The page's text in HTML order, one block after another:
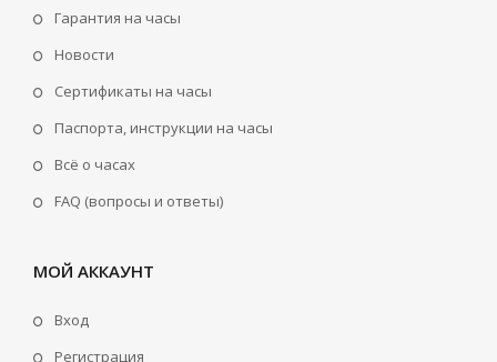
Гарантия на часы
Новости
Сертификаты на часы
Паспорта, инструкции на часы
Всё о часах
FAQ (вопросы и ответы)
МОЙ АККАУНТ
Вход
Регистрация